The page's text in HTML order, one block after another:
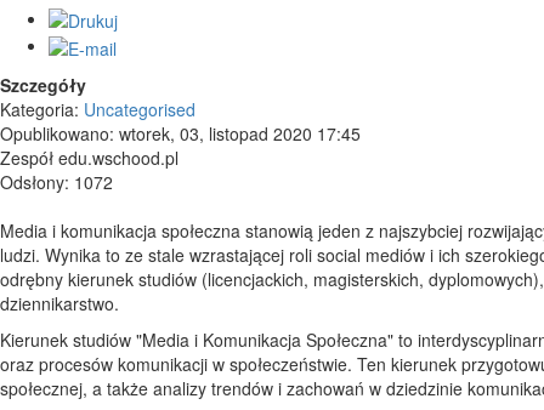
Szczegóły
Kategoria: Uncategorised
Opublikowano: wtorek, 03, listopad 2020 17:45
Zespół edu.wschood.pl
Odsłony: 1072
Media i komunikacja społeczna stanowią jeden z najszybciej
ludzi. Wynika to ze stale wzrastającej roli social mediów i ich
odrębny kierunek studiów (licencjackich, magisterskich,
dziennikarstwo.
Kierunek studiów "Media i Komunikacja Społeczna" to
oraz procesów komunikacji w społeczeństwie. Ten kierunek
społecznej, a także analizy trendów i zachowań w dziedzinie